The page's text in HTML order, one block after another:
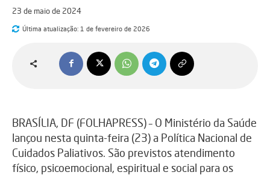
23 de maio de 2024
Última atualização: 1 de fevereiro de 2026
BRASÍLIA, DF (FOLHAPRESS) – O Ministério da Saúde
lançou nesta quinta-feira (23) a Política Nacional de
Cuidados Paliativos. São previstos atendimento
físico, psicoemocional, espiritual e social para os